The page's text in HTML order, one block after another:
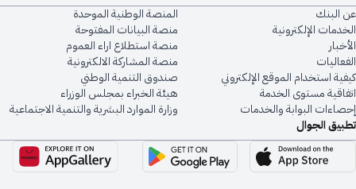
عن البنك
الخدمات الإلكترونية
الأخبار
الفعاليات
كيفية استخدام الموقع الإلكتروني
اتفاقية مستوى الخدمة
إحصاءات البوابة والخدمات
المنصة الوطنية الموحدة
منصة البيانات المفتوحة
منصة استطلاع اراء العموم
منصة المشاركة الالكترونية
صندوق التنمية الوطني
هيئة الخبراء بمجلس الوزراء
وزارة الموارد البشرية والتنمية الاجتماعية
تطبيق الجوال